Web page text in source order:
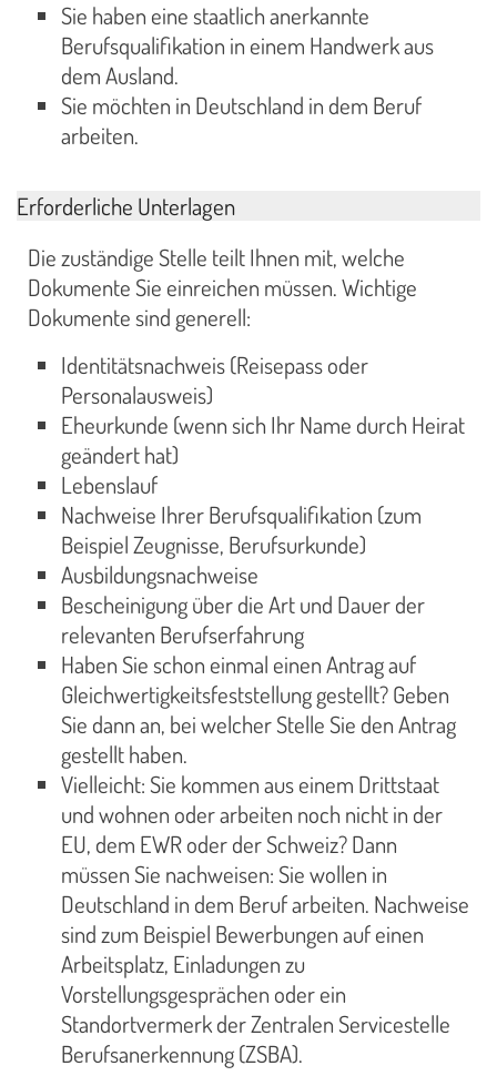
Sie haben eine staatlich anerkannte
Berufsqualifikation in einem Handwerk aus
dem Ausland.
Sie möchten in Deutschland in dem Beruf
arbeiten.
Erforderliche Unterlagen
Die zuständige Stelle teilt Ihnen mit, welche
Dokumente Sie einreichen müssen. Wichtige
Dokumente sind generell:
Identitätsnachweis (Reisepass oder
Personalausweis)
Eheurkunde (wenn sich Ihr Name durch Heirat
geändert hat)
Lebenslauf
Nachweise Ihrer Berufsqualifikation (zum
Beispiel Zeugnisse, Berufsurkunde)
Ausbildungsnachweise
Bescheinigung über die Art und Dauer der
relevanten Berufserfahrung
Haben Sie schon einmal einen Antrag auf
Gleichwertigkeitsfeststellung gestellt? Geben
Sie dann an, bei welcher Stelle Sie den Antrag
gestellt haben.
Vielleicht: Sie kommen aus einem Drittstaat
und wohnen oder arbeiten noch nicht in der
EU, dem EWR oder der Schweiz? Dann
müssen Sie nachweisen: Sie wollen in
Deutschland in dem Beruf arbeiten. Nachweise
sind zum Beispiel Bewerbungen auf einen
Arbeitsplatz, Einladungen zu
Vorstellungsgesprächen oder ein
Standortvermerk der Zentralen Servicestelle
Berufsanerkennung (ZSBA).